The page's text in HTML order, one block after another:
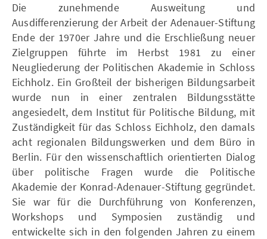
Die zunehmende Ausweitung und
Ausdifferenzierung der Arbeit der Adenauer-Stiftung
Ende der 1970er Jahre und die Erschließung neuer
Zielgruppen führte im Herbst 1981 zu einer
Neugliederung der Politischen Akademie in Schloss
Eichholz. Ein Großteil der bisherigen Bildungsarbeit
wurde nun in einer zentralen Bildungsstätte
angesiedelt, dem Institut für Politische Bildung, mit
Zuständigkeit für das Schloss Eichholz, den damals
acht regionalen Bildungswerken und dem Büro in
Berlin. Für den wissenschaftlich orientierten Dialog
über politische Fragen wurde die Politische
Akademie der Konrad-Adenauer-Stiftung gegründet.
Sie war für die Durchführung von Konferenzen,
Workshops und Symposien zuständig und
entwickelte sich in den folgenden Jahren zu einem